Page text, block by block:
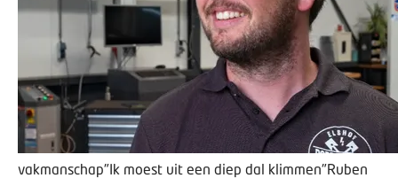
vakmanschap"Ik moest uit een diep dal klimmen"Ruben